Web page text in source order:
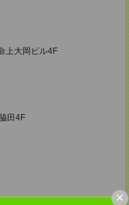
×
上大岡ビル4F
田4F